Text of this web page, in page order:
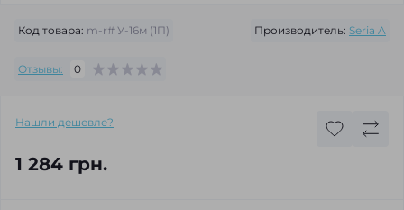
Код товара: m-r# У-16м (1П) Производитель: Seria A
Отзывы: 0
Нашли дешевле?
1 284 грн.